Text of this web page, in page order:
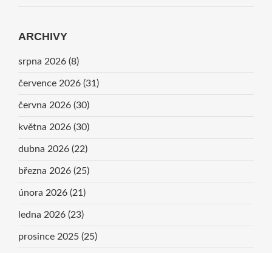
ARCHIVY
srpna 2026 (8)
července 2026 (31)
června 2026 (30)
května 2026 (30)
dubna 2026 (22)
března 2026 (25)
února 2026 (21)
ledna 2026 (23)
prosince 2025 (25)